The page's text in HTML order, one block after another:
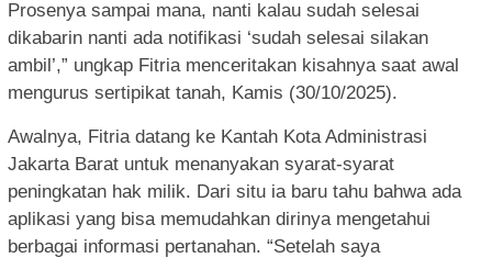
Prosenya sampai mana, nanti kalau sudah selesai
dikabarin nanti ada notifikasi ‘sudah selesai silakan
ambil’,” ungkap Fitria menceritakan kisahnya saat awal
mengurus sertipikat tanah, Kamis (30/10/2025).
Awalnya, Fitria datang ke Kantah Kota Administrasi
Jakarta Barat untuk menanyakan syarat-syarat
peningkatan hak milik. Dari situ ia baru tahu bahwa ada
aplikasi yang bisa memudahkan dirinya mengetahui
berbagai informasi pertanahan. “Setelah saya